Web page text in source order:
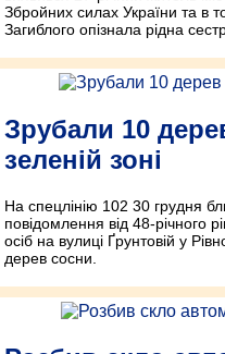
Збройних силах України та в
Загиблого опізнала рідна
Зрубали 10
зеленій зоні
На спецлінію 102 30 грудня
повідомлення від 48-річного
осіб на вулиці Ґрунтовій у
дерев сосни.